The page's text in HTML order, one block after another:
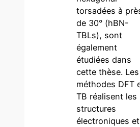
torsadées à
de 30° (hBN-
TBLs), sont
également
étudiées dans
cette thèse. Les
méthodes DFT
TB réalisent les
structures
électroniques et